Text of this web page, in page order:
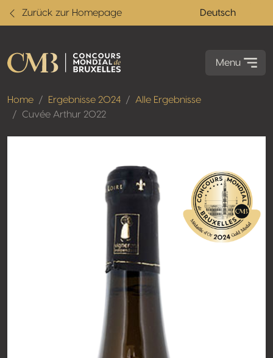
Zurück zur Homepage Deutsch
Menu
Home Ergebnisse 2024
Alle Ergebnisse
Cuvée Arthur 2022